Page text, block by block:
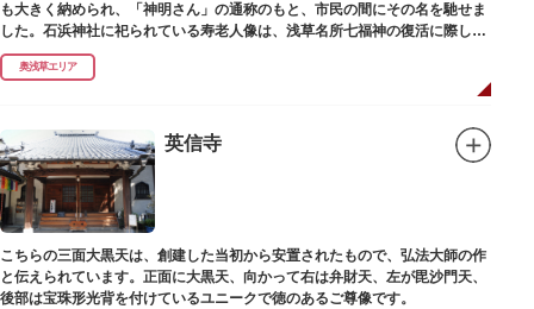
も大きく納められ、「神明さん」の通称のもと、市民の間にその名を馳せま
した。石浜神社に祀られている寿老人像は、浅草名所七福神の復活に際し、
延命長寿の神として奉安されたものです。
奥浅草エリア
英信寺
こちらの三面大黒天は、創建した当初から安置されたもので、弘法大師の作
と伝えられています。正面に大黒天、向かって右は弁財天、左が毘沙門天、
後部は宝珠形光背を付けているユニークで徳のあるご尊像です。